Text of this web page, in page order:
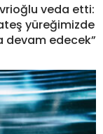
veda etti:
yüreğimizde
devam edecek”